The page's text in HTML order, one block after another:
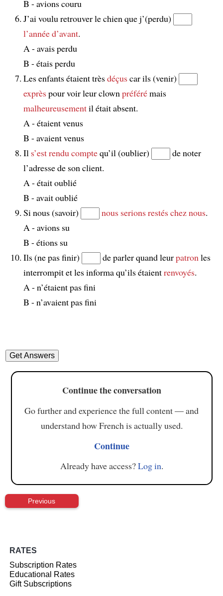
B - avions couru
J’ai voulu retrouver le chien que j’(perdu)
l’année d’avant.
A - avais perdu
B - étais perdu
Les enfants étaient trèsdéçuscar ils (venir)
exprèspour voir leur clown préférémais
malheureusementil était absent.
A - étaient venus
B - avaient venus
Il s’est rendu comptequ’il (oublier)
de noter
l’adresse de son client.
A - était oublié
B - avait oublié
Si nous (savoir)
nous serions restés chez nous.
A - avions su
B - étions su
Ils (ne pas finir)
de parler quand leurpatron les
interrompit et les informa qu’ils étaientrenvoyés.
A - n’étaient pas fini
B - n’avaient pas fini
Continue the conversation
Go further and experience the full content — and
understand how French is actually used.
Continue
Already have access?Log in.
Previous
RATES
Subscription Rates
Educational Rates
Gift Subscriptions